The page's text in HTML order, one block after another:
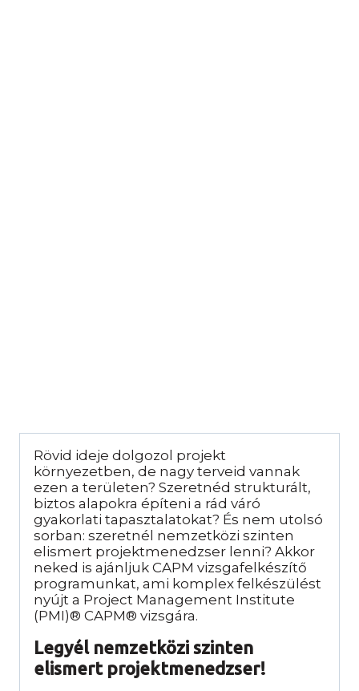
Rövid ideje dolgozol projekt
környezetben, de nagy terveid vannak
ezen a területen? Szeretnéd strukturált,
biztos alapokra építeni a rád váró
gyakorlati tapasztalatokat? És nem utolsó
sorban: szeretnél nemzetközi szinten
elismert projektmenedzser lenni? Akkor
neked is ajánljuk CAPM vizsgafelkészítő
programunkat, ami komplex felkészülést
nyújt a Project Management Institute
(PMI)® CAPM® vizsgára.
Legyél nemzetközi szinten
elismert projektmenedzser!